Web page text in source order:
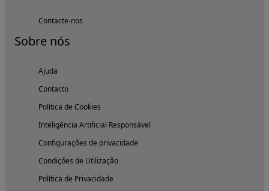
Contacte-nos
Sobre nós
Ajuda
Contacto
Política de Cookies
Inteligência Artificial Responsável
Configurações de privacidade
Condições de Utilização
Política de Privacidade